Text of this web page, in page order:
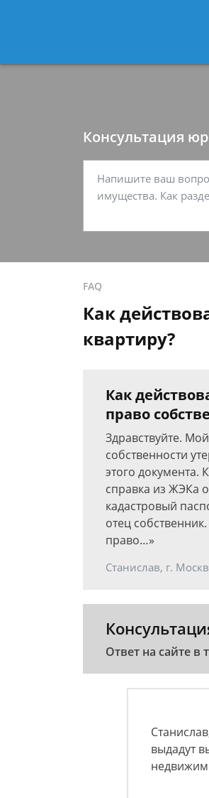
Консультация
FAQ
Как
квартиру?
Как
право
Здравствуйте.
собственности
этого документа.
справка из ЖЭКа
кадастровый
отец
право…»
Станислав, г.
Ответ на сайте в
выдадут